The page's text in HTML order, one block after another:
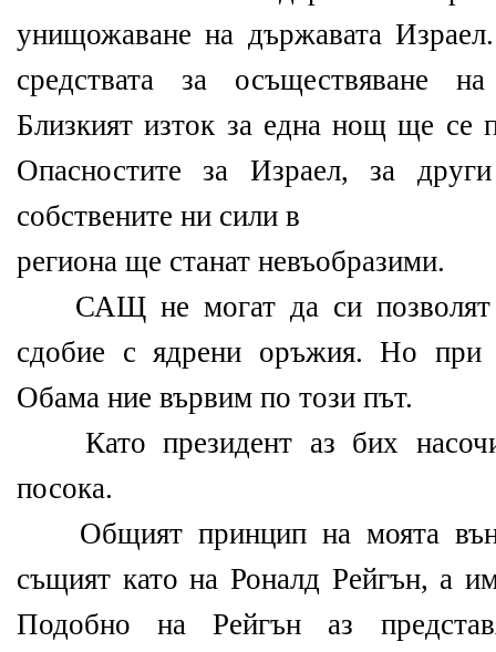
унищожаване на държавата
средствата за осъществяване
Близкият изток за една нощ ще се
Опасностите за Израел, за
собствените ни сили в
региона ще станат невъобразими.
САЩ не могат да си позволят
сдобие с ядрени оръжия. Но при
Обама ние вървим по този път.
Като президент аз бих
посока.
Общият принцип на моята
същият като на Роналд Рейгън, а
Подобно на Рейгън аз